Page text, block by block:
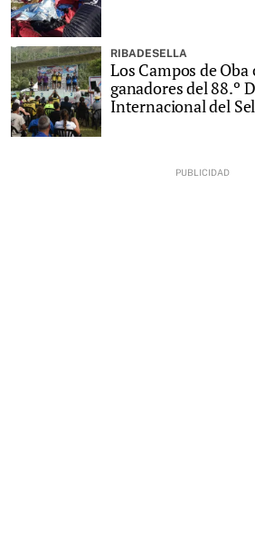
RIBADESELLA
Los Campos de Oba
ganadores del 88.º
Internacional del